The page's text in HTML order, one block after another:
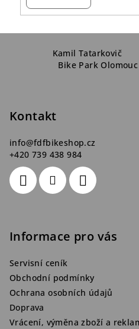
Kamil Tatarkovič
Bike Park Olomouc
Kontakt
info@fdfbikeshop.cz
+420 739 438 984
Informace pro vás
Servisní ceník
Obchodní podmínky
Ochrana osobních údajů
Doprava
Vrácení, výměna zboží a